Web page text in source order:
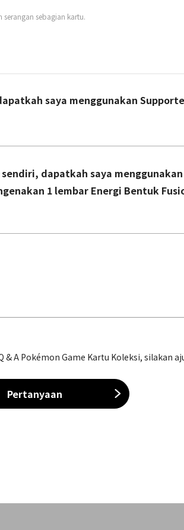
sebagian kartu.
saya menggunakan
dapatkah saya
1 lembar Energi Bentuk
A Pokémon Game Kartu Koleksi, silakan
Pertanyaan